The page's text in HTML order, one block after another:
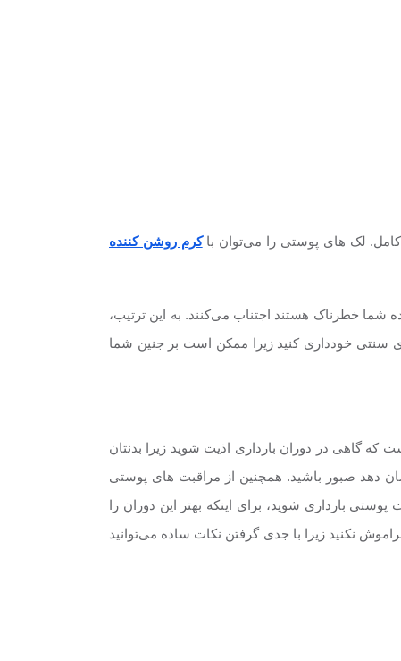
کامل. لک های پوستی را می‌توان باکرم روشن کننده
شما خطرناک هستند اجتناب می‌کنند. به این ترتیب،
خودداری کنید زیرا ممکن است بر جنین شما
گاهی در دوران بارداری اذیت شوید زیرا بدنتان
دهد صبور باشید. همچنین از مراقبت های پوستی
بارداری شوید، برای اینکه بهتر این دوران را
نکنید زیرا با جدی گرفتن نکات ساده می‌توانید